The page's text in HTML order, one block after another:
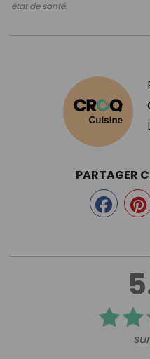
état de santé.
PARTAGER